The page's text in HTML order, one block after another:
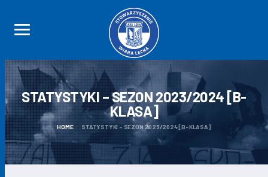
STATYSTYKI – SEZON 2023/2024 [B-
KLASA]
HOME STATYSTYKI – SEZON 2023/2024 [B-KLASA]